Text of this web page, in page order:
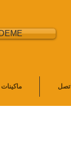
اتصل